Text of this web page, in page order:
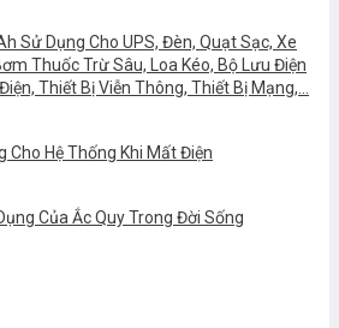
Sử Dụng Cho UPS, Đèn, Quạt Sạc, Xe
Thuốc Trừ Sâu, Loa Kéo, Bộ Lưu Điện
Thiết Bị Viễn Thông, Thiết Bị Mạng,…
Cho Hệ Thống Khi Mất Điện
Của Ắc Quy Trong Đời Sống